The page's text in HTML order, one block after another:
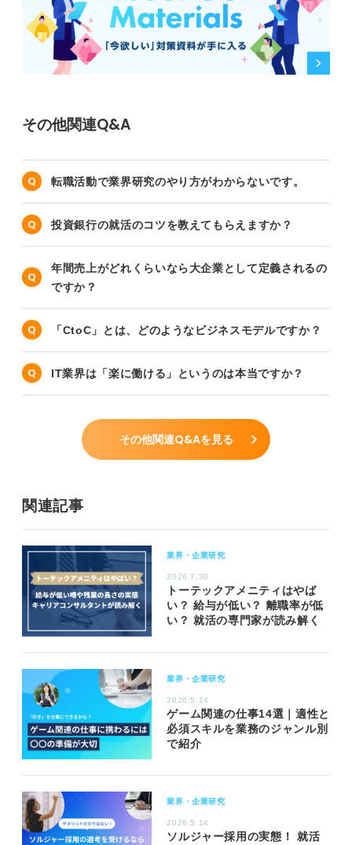
その他関連Q&A
転職活動で業界研究のやり方がわからないです。
投資銀行の就活のコツを教えてもらえますか？
年間売上がどれくらいなら大企業として定義されるの
ですか？
「CtoC」とは、どのようなビジネスモデルですか？
IT業界は「楽に働ける」というのは本当ですか？
その他関連Q&Aを見る
関連記事
業界・企業研究
2026.7.30
トーテックアメニティはやば
い？ 給与が低い？ 離職率が低
い？ 就活の専門家が読み解く
業界・企業研究
2026.5.14
ゲーム関連の仕事14選｜適性と
必須スキルを業務のジャンル別
で紹介
業界・企業研究
2026.5.14
ソルジャー採用の実態！ 就活